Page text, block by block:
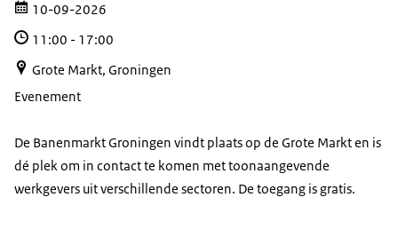
10-09-2026
11:00 - 17:00
Grote Markt, Groningen
Evenement
De Banenmarkt Groningen vindt plaats op de Grote Markt en is
dé plek om in contact te komen met toonaangevende
werkgevers uit verschillende sectoren. De toegang is gratis.